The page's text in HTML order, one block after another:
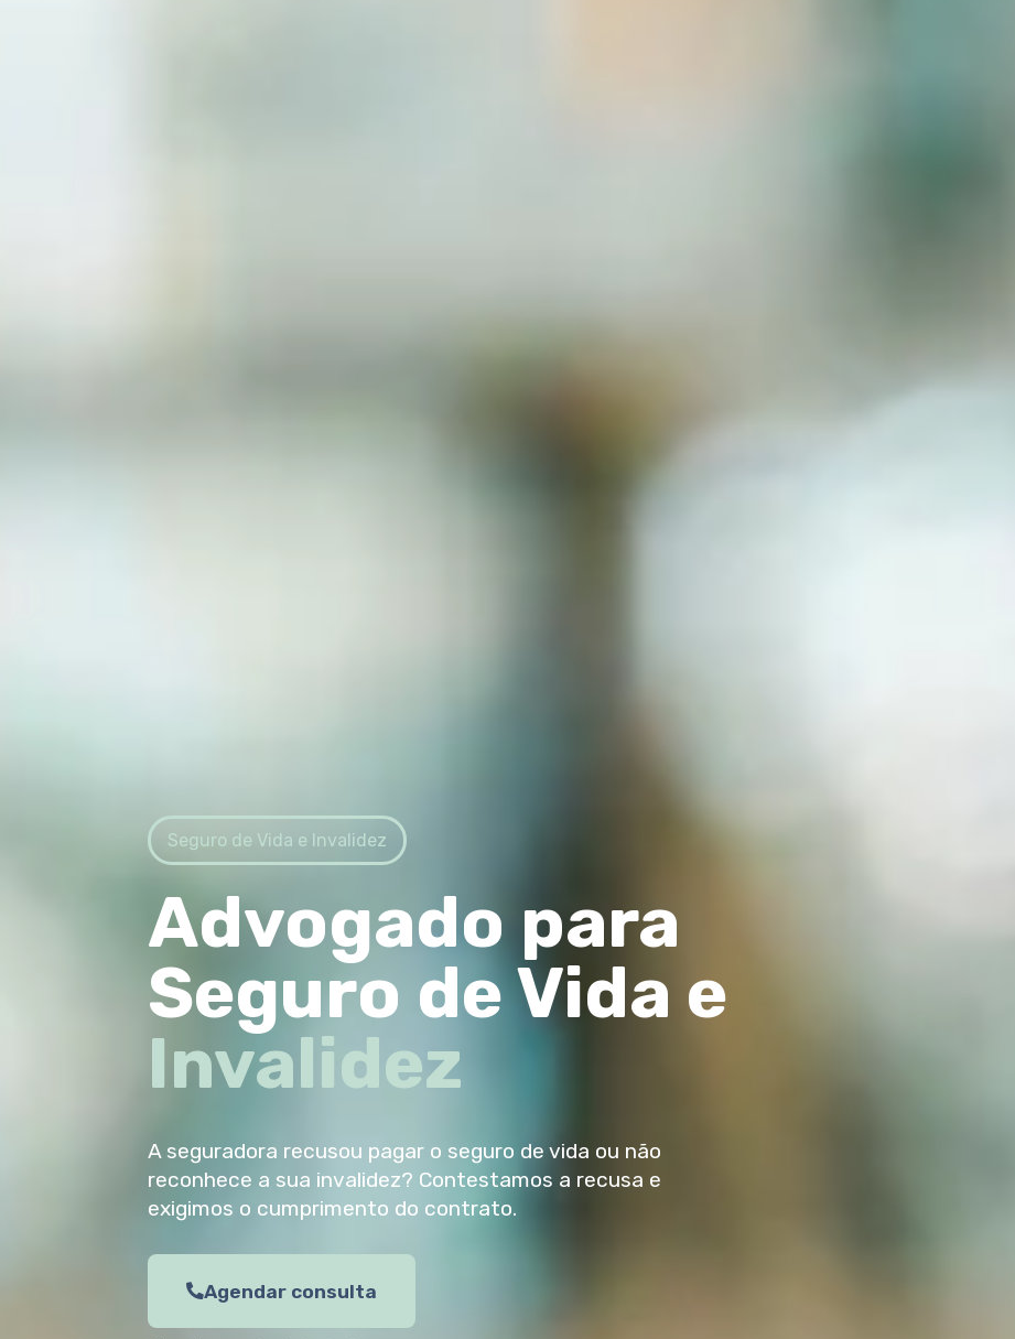
Seguro de Vida e Invalidez
Advogado para
Seguro de Vida e
Invalidez
A seguradora recusou pagar o seguro de vida ou não
reconhece a sua invalidez? Contestamos a recusa e
exigimos o cumprimento do contrato.
Agendar consulta